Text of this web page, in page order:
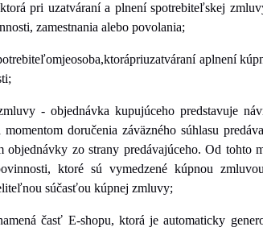
pri uzatváraní a plnení spotrebiteľskej
zamestnania alebo povolania;
jeosoba,ktorápriuzatváraní aplnení
- objednávka kupujúceho predstavuje
momentom doručenia záväzného súhlasu
objednávky zo strany predávajúceho. Od tohto
ktoré sú vymedzené kúpnou
súčasťou kúpnej zmluvy;
časť E-shopu, ktorá je automaticky